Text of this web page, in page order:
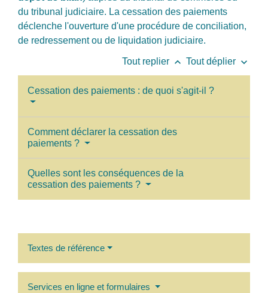
du tribunal judiciaire. La cessation des paiements
déclenche l'ouverture d'une procédure de conciliation,
de redressement ou de liquidation judiciaire.
Tout replier keyboard_arrow_up Tout déplier keyboard_arrow_down
Cessation des paiements : de quoi s'agit-il ?
Comment déclarer la cessation des
paiements ?
Quelles sont les conséquences de la
cessation des paiements ?
Textes de référence
Services en ligne et formulaires